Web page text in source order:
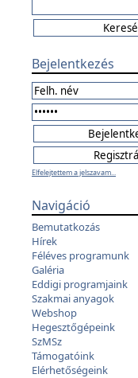
Bejelentkezés
Elfelejtettem a jelszavam...
Navigáció
Bemutatkozás
Hírek
Féléves programunk
Galéria
Eddigi programjaink
Szakmai anyagok
Webshop
Hegesztőgépeink
SzMSz
Támogatóink
Elérhetőségeink